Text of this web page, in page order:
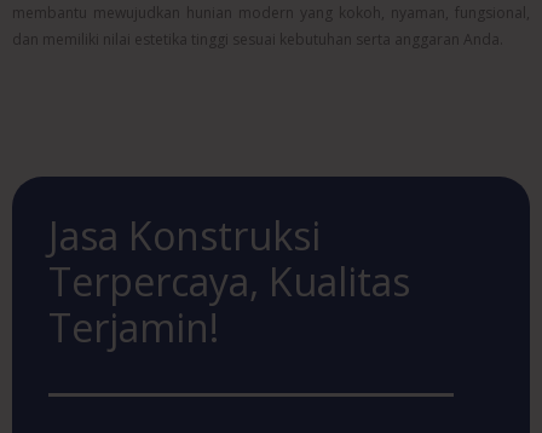
membantu mewujudkan hunian modern yang kokoh, nyaman, fungsional,
dan memiliki nilai estetika tinggi sesuai kebutuhan serta anggaran Anda.
Jasa Konstruksi
Terpercaya, Kualitas
Terjamin!